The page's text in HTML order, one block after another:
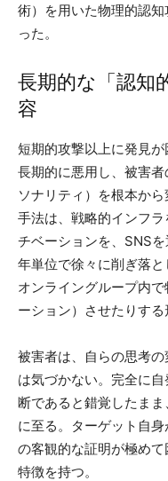
術）を用いた物理的認
った。
長期的な「認知
容
短期的攻撃以上に発見
長期的に悪用し、被害
ソナリティ）を根本か
手法は、戦略的インフ
チベーションを、SNS
年単位で徐々に削ぎ落
オンライングループ内
ーション）させたりする
被害者は、自らの思考
は気づかない。完全に
断であると錯覚したま
に至る。ターゲット自
の客観的な証明が極め
特徴を持つ。